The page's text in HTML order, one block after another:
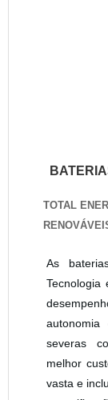
TOTAL
As
severas
melhor
vasta e